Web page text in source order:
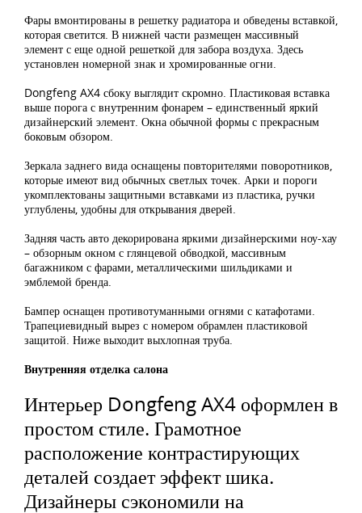
Фары вмонтированы в решетку радиатора и обведены вставкой,
которая светится. В нижней части размещен массивный
элемент с еще одной решеткой для забора воздуха. Здесь
установлен номерной знак и хромированные огни.
Dongfeng AX4 сбоку выглядит скромно. Пластиковая вставка
выше порога с внутренним фонарем – единственный яркий
дизайнерский элемент. Окна обычной формы с прекрасным
боковым обзором.
Зеркала заднего вида оснащены повторителями поворотников,
которые имеют вид обычных светлых точек. Арки и пороги
укомплектованы защитными вставками из пластика, ручки
углублены, удобны для открывания дверей.
Задняя часть авто декорирована яркими дизайнерскими ноу-хау
– обзорным окном с глянцевой обводкой, массивным
багажником с фарами, металлическими шильдиками и
эмблемой бренда.
Бампер оснащен противотуманными огнями с катафотами.
Трапециевидный вырез с номером обрамлен пластиковой
защитой. Ниже выходит выхлопная труба.
Внутренняя отделка салона
Интерьер Dongfeng AX4 оформлен в
простом стиле. Грамотное
расположение контрастирующих
деталей создает эффект шика.
Дизайнеры сэкономили на